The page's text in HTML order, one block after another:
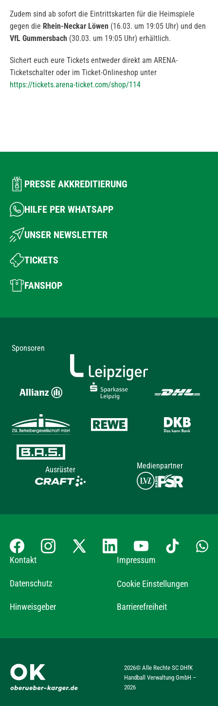
Zudem sind ab sofort die Eintrittskarten für die Heimspiele
gegen die Rhein-Neckar Löwen (16.03. um 19:05 Uhr) und den
VfL Gummersbach (30.03. um 19:05 Uhr) erhältlich.
Sichert euch eure Tickets entweder direkt am ARENA-
Ticketschalter oder im Ticket-Onlineshop unter
https://tickets.arena-ticket.com/shop/114
PRESSE AKKREDITIERUNG
HILFE PER WHATSAPP
UNSER NEWSLETTER
TICKETS
FANSHOP
Sponsoren
Ausrüster Medienpartner
Kontakt Impressum
Datenschutz Cookie Einstellungen
Hinweisgeber Barrierefreiheit
2026© Alle Rechte SC DHfK
Handball Verwaltung GmbH –
2026